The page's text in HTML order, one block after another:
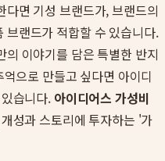
면 기성 브랜드가, 브랜드의
브랜드가 적합할 수 있습니다.
이야기를 담은 특별한 반지
으로 만들고 싶다면 아이디
습니다. 아이디어스 가성비
성과 스토리에 투자하는 '가